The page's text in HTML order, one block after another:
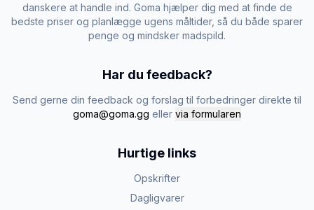
danskere at handle ind. Goma hjælper dig med at finde de
bedste priser og planlægge ugens måltider, så du både sparer
penge og mindsker madspild.
Har du feedback?
Send gerne din feedback og forslag til forbedringer direkte til
goma@goma.gg eller via formularen
Hurtige links
Opskrifter
Dagligvarer